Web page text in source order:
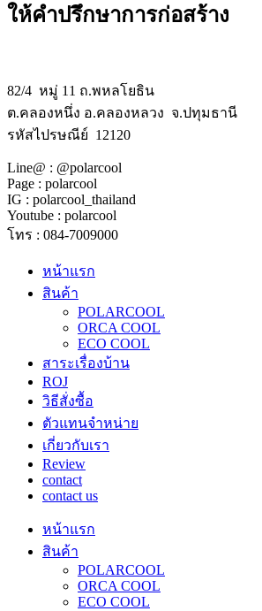
ให้คำปรึกษาการก่อสร้าง
82/4 หมู่ 11 ถ.พหลโยธิน
ต.คลองหนึ่ง อ.คลองหลวง จ.ปทุมธานี
รหัสไปรษณีย์ 12120
Line@ : @polarcool
Page : polarcool
IG : polarcool_thailand
Youtube : polarcool
โทร : 084-7009000
หน้าแรก
สินค้า
POLARCOOL
ORCA COOL
ECO COOL
สาระเรื่องบ้าน
ROJ
วิธีสั่งซื้อ
ตัวแทนจำหน่าย
เกี่ยวกับเรา
Review
contact
contact us
หน้าแรก
สินค้า
POLARCOOL
ORCA COOL
ECO COOL